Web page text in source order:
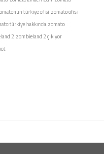
türkiye ofisi zomato ofisi
türkiye hakkında zomato
2 zombieland 2 çıkıyor